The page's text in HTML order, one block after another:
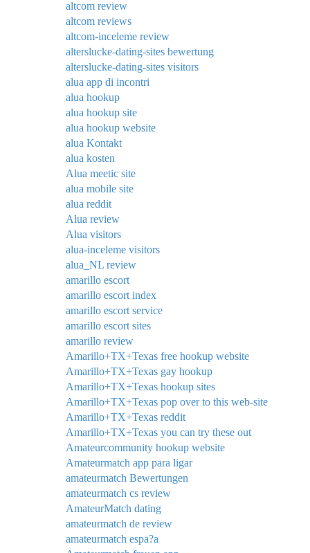
altcom review
altcom reviews
altcom-inceleme review
alterslucke-dating-sites bewertung
alterslucke-dating-sites visitors
alua app di incontri
alua hookup
alua hookup site
alua hookup website
alua Kontakt
alua kosten
Alua meetic site
alua mobile site
alua reddit
Alua review
Alua visitors
alua-inceleme visitors
alua_NL review
amarillo escort
amarillo escort index
amarillo escort service
amarillo escort sites
amarillo review
Amarillo+TX+Texas free hookup website
Amarillo+TX+Texas gay hookup
Amarillo+TX+Texas hookup sites
Amarillo+TX+Texas pop over to this web-site
Amarillo+TX+Texas reddit
Amarillo+TX+Texas you can try these out
Amateurcommunity hookup website
Amateurmatch app para ligar
amateurmatch Bewertungen
amateurmatch cs review
AmateurMatch dating
amateurmatch de review
amateurmatch espa?a